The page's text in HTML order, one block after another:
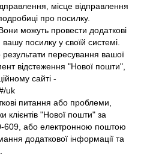
місце відправлення
про посилку.
можуть провести додаткові
посилку у своїй системі.
пересування вашої
відстеження "Нової пошти",
сайті -
uk
питання або проблеми,
клієнтів "Нової пошти" за
або електронною поштою
додаткової інформації та